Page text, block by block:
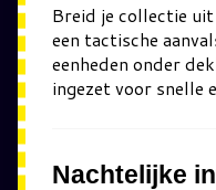
Breid je collectie
een tactische
eenheden onder
ingezet voor snelle
Nachtelijke